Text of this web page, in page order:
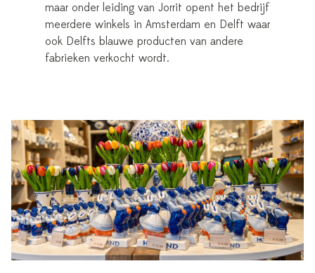
maar onder leiding van Jorrit opent het bedrijf
meerdere winkels in Amsterdam en Delft waar
ook Delfts blauwe producten van andere
fabrieken verkocht wordt.